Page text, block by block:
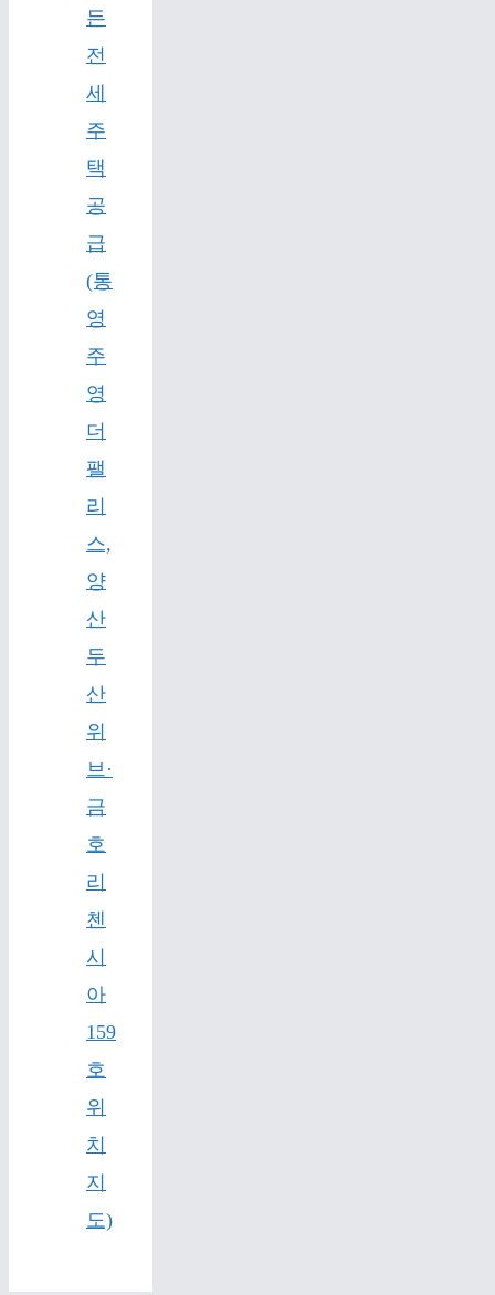
든
전
세
주
택
공
급
(통
영
주
영
더
팰
리
스,
양
산
두
산
위
브·
금
호
리
첸
시
아
159
호
위
치
지
도)